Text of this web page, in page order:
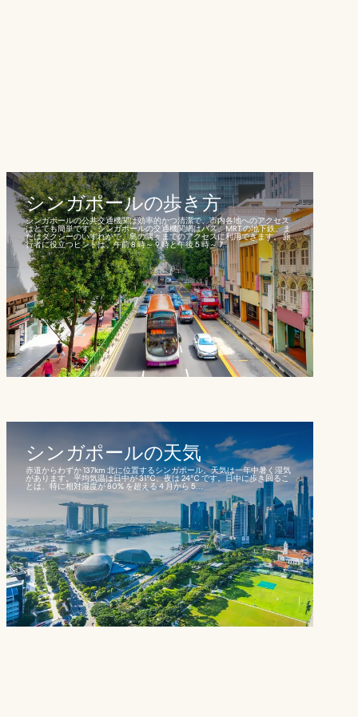
シンガポールの歩き方
シンガポールの公共交通機関は効率的かつ清潔で、市内各地へのアクセス
はとても簡単です。シンガポールの交通機関網はバス、MRT の地下鉄、ま
たはタクシーのいずれかで、島の隅々までのアクセスに利用できます。 旅
行者に役立つヒントは、午前 8 時～ 9 時と午後 5 時～ 7...
シンガポールの天気
赤道からわずか 137km 北に位置するシンガポール。天気は一年中暑く湿気
があります。平均気温は日中が 31℃、夜は 24℃ です。日中に歩き回るこ
とは、特に相対湿度が 80% を超える 4 月から 5...